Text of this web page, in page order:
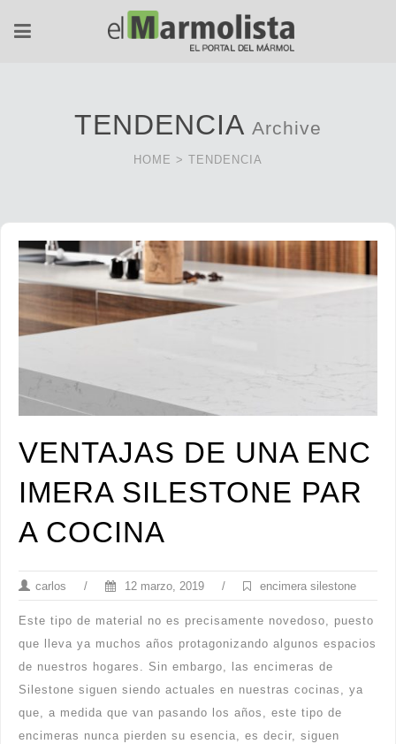
TENDENCIA Archive
HOME > TENDENCIA
VENTAJAS DE UNA ENC
IMERA SILESTONE PAR
A COCINA
carlos / 12 marzo, 2019 / encimera silestone
Este tipo de material no es precisamente novedoso, puesto
que lleva ya muchos años protagonizando algunos espacios
de nuestros hogares. Sin embargo, las encimeras de
Silestone siguen siendo actuales en nuestras cocinas, ya
que, a medida que van pasando los años, este tipo de
encimeras nunca pierden su esencia, es decir, siguen